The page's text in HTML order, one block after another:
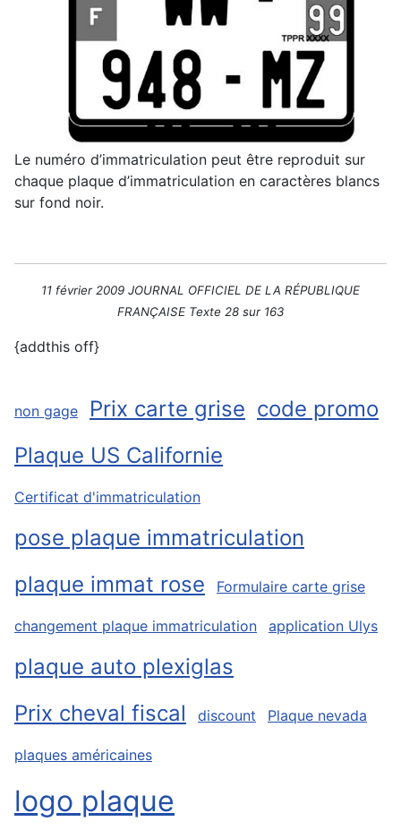
Le numéro d’immatriculation peut être reproduit sur
chaque plaque d’immatriculation en caractères blancs
sur fond noir.
11 février 2009 JOURNAL OFFICIEL DE LA RÉPUBLIQUE
FRANÇAISE Texte 28 sur 163
{addthis off}
non gage Prix carte grise code promo
Plaque US Californie
Certificat d'immatriculation
pose plaque immatriculation
plaque immat rose
Formulaire carte grise
changement plaque immatriculation application Ulys
plaque auto plexiglas
Prix cheval fiscal
discount Plaque nevada
plaques américaines
logo plaque